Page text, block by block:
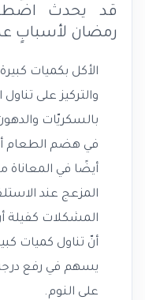
قد
يحدث
رمضان لأسبابٍ
الأكل بكميات
والتركيز على
بالسكريّات
في هضم الطعام
أيضًا في المعاناة
المزعج عند
المشكلات كفيلة
أنّ تناول كميات
يسهم في رفع درجة
على النوم.